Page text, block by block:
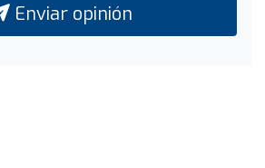
Enviar opinión